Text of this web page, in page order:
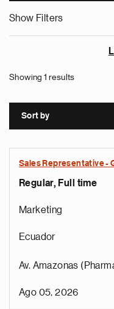
Show Filters
Showing 1 results
Sort by
Sales Representative -
Regular, Full time
Marketing
Ecuador
Av. Amazonas
Ago 05, 2026